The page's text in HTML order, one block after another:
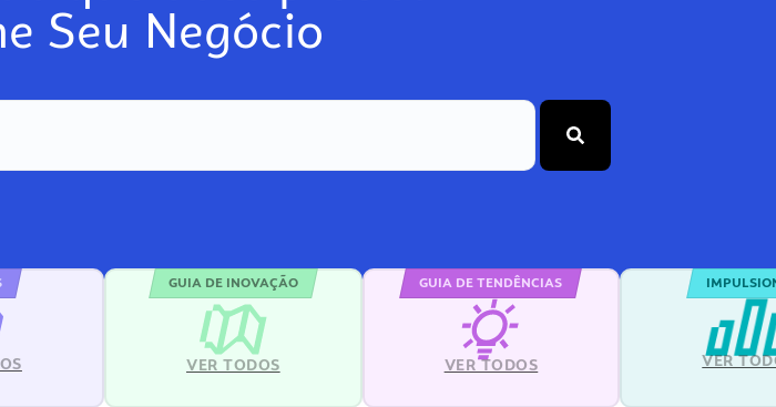
Seu Negócio
GUIA DE INOVAÇÃO
VER TODOS
GUIA DE TENDÊNCIAS
VER TODOS VER